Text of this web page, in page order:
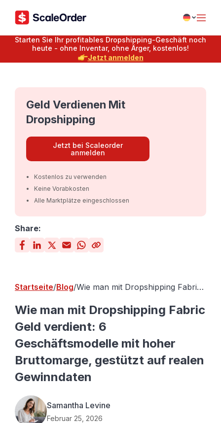
Starten Sie Ihr profitables Dropshipping-Geschäft noch
heute - ohne Inventar, ohne Ärger, kostenlos!
Jetzt anmelden
Geld Verdienen Mit
Dropshipping
Jetzt bei Scaleorder
anmelden
Kostenlos zu verwenden
Keine Vorabkosten
Alle Marktplätze eingeschlossen
Share:
Startseite Blog Wie man mit Dropshipping Fabric
mit hoher Bruttomarge, gestützt
auf realen Gewinndaten
Wie man mit Dropshipping Fabric
Geld verdient: 6
Geschäftsmodelle mit hoher
Bruttomarge, gestützt auf realen
Gewinndaten
Samantha Levine
Februar 25, 2026